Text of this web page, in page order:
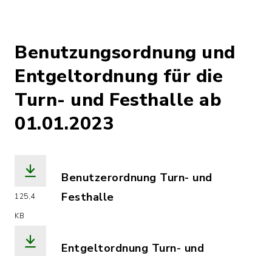
Benutzungsordnung und
Entgeltordnung für die
Turn- und Festhalle ab
01.01.2023
125,4
KB
Benutzerordnung Turn- und
Festhalle
Entgeltordnung Turn- und